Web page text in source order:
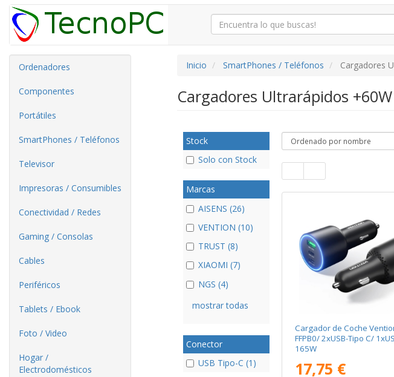
Ordenadores
Componentes
Portátiles
SmartPhones / Teléfonos
Televisor
Impresoras / Consumibles
Conectividad / Redes
Gaming / Consolas
Cables
Periféricos
Tablets / Ebook
Foto / Video
Hogar /
Electrodomésticos
Inicio SmartPhones / Teléfonos Cargadores
Cargadores Ultrarápidos +60W
Stock
Solo con Stock
Marcas
AISENS (26)
VENTION (10)
TRUST (8)
XIAOMI (7)
NGS (4)
mostrar todas
Conector
USB Tipo-C (1)
Cargador de Coche
FFPB0/ 2xUSB-Tipo C/
165W
17,75 €